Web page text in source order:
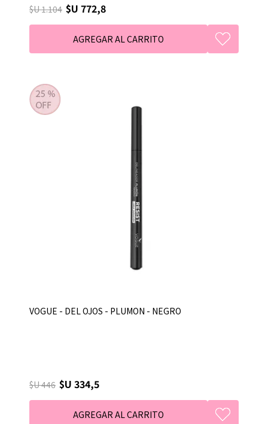
$U 1.104 $U 772,8
VOGUE - DEL OJOS - PLUMON - NEGRO
$U 446 $U 334,5